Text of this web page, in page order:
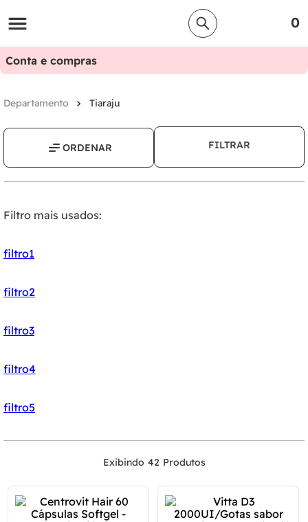
0
Conta e compras
Tiaraju
FILTRAR
Filtro mais usados:
filtro1
filtro2
filtro3
filtro4
filtro5
42